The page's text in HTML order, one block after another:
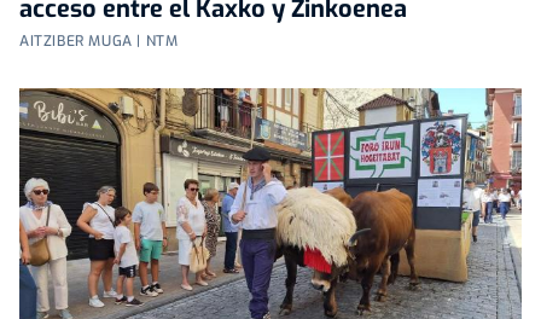
acceso entre el Kaxko y Zinkoenea
AITZIBER MUGA | NTM